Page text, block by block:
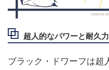
超人的なパワーと耐久力
ブラック・ドワーフは超